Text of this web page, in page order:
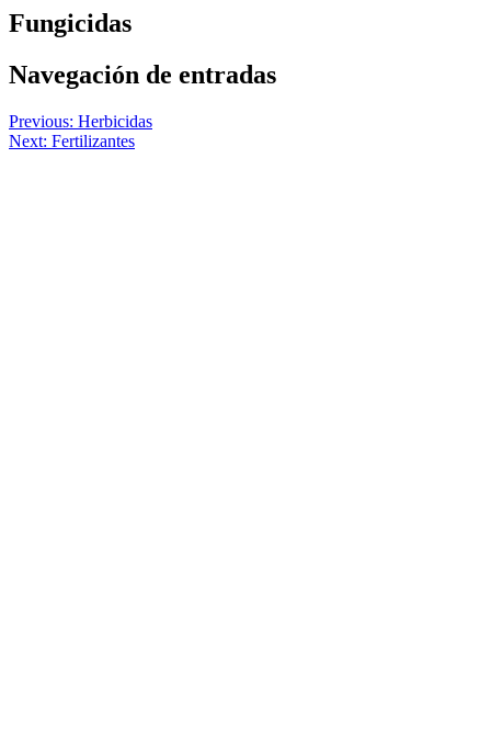
Fungicidas
Navegación de entradas
Previous: Herbicidas
Next: Fertilizantes